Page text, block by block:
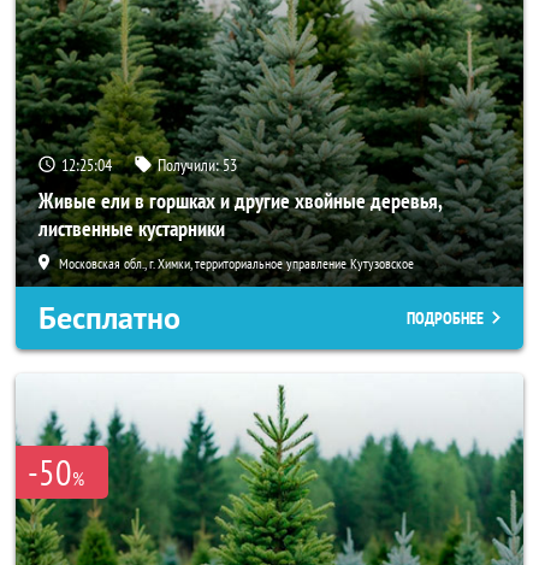
12:25:04 Получили:53
Живые ели в горшках и другие хвойные деревья,
лиственные кустарники
Московская обл., г. Химки, территориальное управление Кутузовское
Бесплатно ПОДРОБНЕЕ
-50%